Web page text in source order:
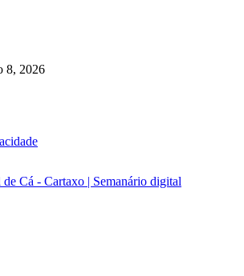
8, 2026
de Cá - Cartaxo | Semanário digital